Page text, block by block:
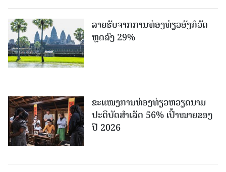
ລາຍຮັບຈາກການທ່ອງທ່ຽວອັງກໍວັດ
ຫຼດລົງ 29%
ຂະ​ແໜງ​ການ​ທ່ອງ​ທ່ຽວຫວຽດນາມ ​
ປະ​ຕິ​ບັດ​ສຳ​ເລັດ 56% ເປົ້າ​ໝາຍຂອງ
ປີ 2026